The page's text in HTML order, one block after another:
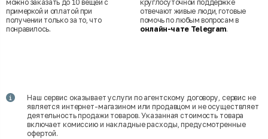
можно заказать до 10 вещей с
примеркой и оплатой при
получении только за то, что
понравилось.
круглосуточной поддержке
отвечают живые люди, готовые
помочь по любым вопросам в
онлайн-чате Telegram.
Наш сервис оказывает услуги по агентскому договору, сервис не
является интернет-магазином или продавцом и не осуществляет
деятельность продажи товаров. Указанная стоимость товара
включает комиссию и накладные расходы, предусмотренные
офертой.